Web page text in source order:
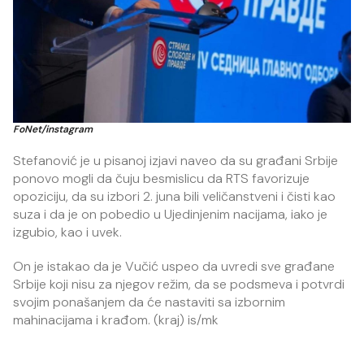
FoNet/instagram
Stefanović je u pisanoj izjavi naveo da su građani Srbije
ponovo mogli da čuju besmislicu da RTS favorizuje
opoziciju, da su izbori 2. juna bili veličanstveni i čisti kao
suza i da je on pobedio u Ujedinjenim nacijama, iako je
izgubio, kao i uvek.
On je istakao da je Vučić uspeo da uvredi sve građane
Srbije koji nisu za njegov režim, da se podsmeva i potvrdi
svojim ponašanjem da će nastaviti sa izbornim
mahinacijama i krađom. (kraj) is/mk